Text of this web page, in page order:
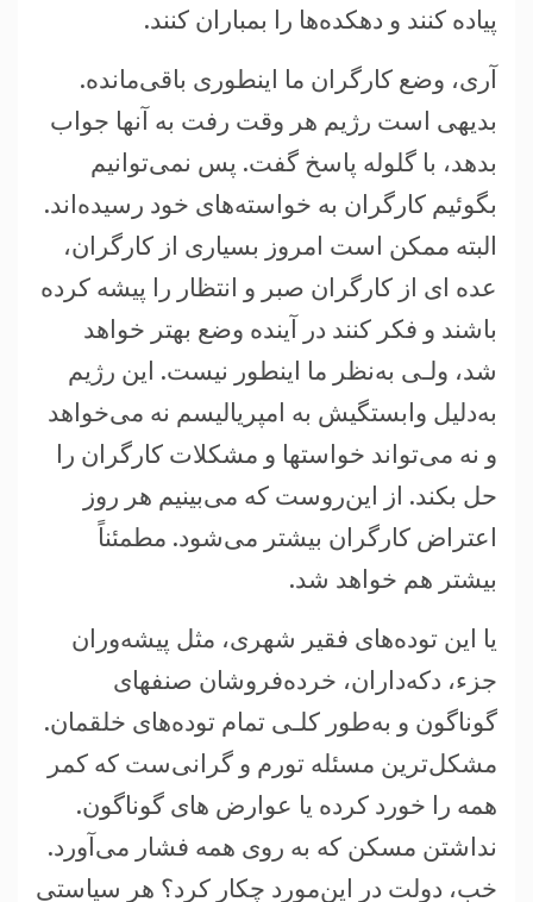
پياده کنند و دهکده‌ها را بمباران کنند.
آری، وضع کارگران ما اينطوری باقی‌مانده.
بديهی است رژيم هر وقت رفت به آنها جواب
بدهد، با گلوله پاسخ گفت. پس نمی‌توانيم
بگوئيم کارگران به خواسته‌های خود رسيده‌اند.
البته ممکن است امروز بسياری از کارگران،
عده ای از کارگران صبر و انتظار را پيشه کرده
باشند و فکر کنند در آينده وضع بهتر خواهد
شد، ولـی به‌نظر ما اينطور نيست. اين رژيم
به‌دليل وابستگيش به امپرياليسم نه می‌خواهد
و نه‌ می‌تواند خواستها و مشکلات کارگران را
حل بکند. از اين‌روست که می‌بينيم هر روز
اعتراض کارگران بيشتر می‌شود. مطمئناً
بيشتر هم خواهد شد.
يا اين توده‌های فقير شهری، مثل پيشه‌وران
جزء، دکه‌داران، خرده‌فروشان صنفهای
گوناگون و به‌طور کلـی تمام توده‌های خلقمان.
مشکل‌ترين مسئله تورم و گرانی‌ست که کمر
همه را خورد کرده يا عوارض های گوناگون.
نداشتن مسکن که به روی همه فشار می‌آورد.
خب، دولت در اين‌مورد چکار کرد؟ هر سياستی